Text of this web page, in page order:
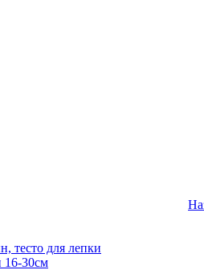
тесто для лепки
30см